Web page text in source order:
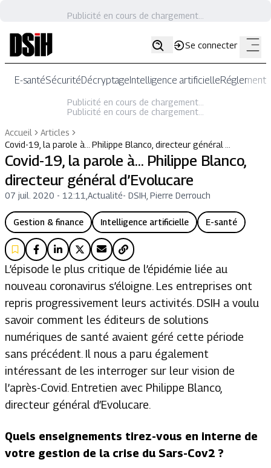
Publicité en cours de chargement...
Se connecter
E-santéSécuritéDécryptageIntelligence artificielle
Publicité en cours de chargement...
Publicité en cours de chargement...
Accueil
Articles
Covid-19, la parole à… Philippe Blanco, directeur général …
Covid-19, la parole à… Philippe Blanco,
directeur général d’Evolucare
07 juil. 2020 - 12:11 Actualité- DSIH, Pierre Derrouch
Gestion & finance Intelligence artificielle E-santé
L’épisode le plus critique de l’épidémie liée au
nouveau coronavirus s’éloigne. Les entreprises ont
repris progressivement leurs activités. DSIH a voulu
savoir comment les éditeurs de solutions
numériques de santé avaient géré cette période
sans précédent. Il nous a paru également
intéressant de les interroger sur leur vision de
l’après-Covid. Entretien avec Philippe Blanco,
directeur général d’Evolucare.
Quels enseignements tirez-vous en interne de
votre gestion de la crise du Sars-Cov2 ?